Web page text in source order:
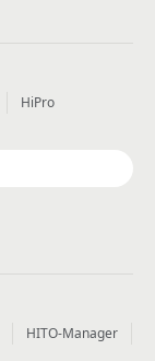
HiPro
HITO-Manager